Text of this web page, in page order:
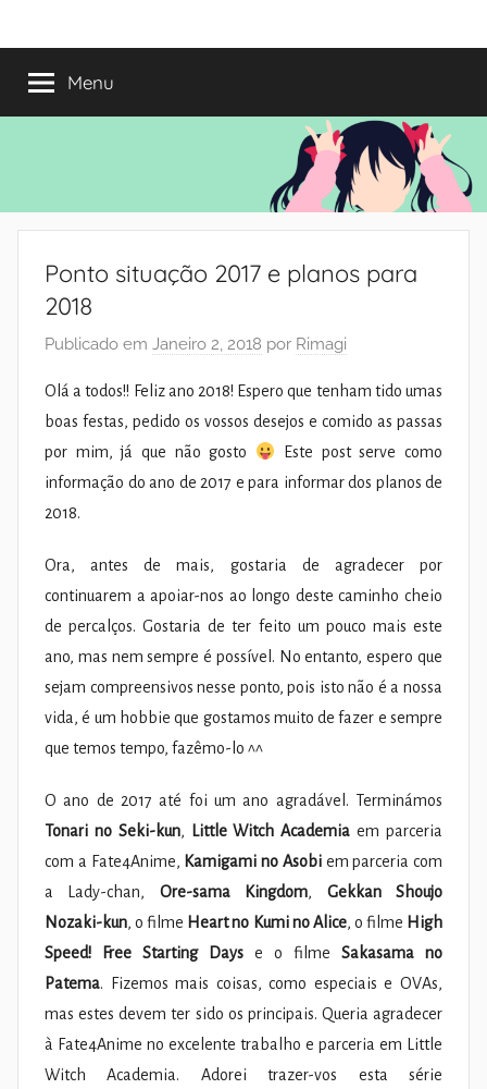
paraMundo
do
anos
a
romances
Menu
Ponto situação 2017 e planos para
2018
Publicado em Janeiro 2, 2018 por Rimagi
Olá a todos!! Feliz ano 2018! Espero que tenham tido umas
boas festas, pedido os vossos desejos e comido as passas
por mim, já que não gosto
Este post serve como
informação do ano de 2017 e para informar dos planos de
2018.
Ora, antes de mais, gostaria de agradecer por
continuarem a apoiar-nos ao longo deste caminho cheio
de percalços. Gostaria de ter feito um pouco mais este
ano, mas nem sempre é possível. No entanto, espero que
sejam compreensivos nesse ponto, pois isto não é a nossa
vida, é um hobbie que gostamos muito de fazer e sempre
que temos tempo, fazêmo-lo ^^
O ano de 2017 até foi um ano agradável. Terminámos
Tonari no Seki-kun, Little Witch Academia em parceria
com a Fate4Anime, Kamigami no Asobiem parceria com
a Lady-chan, Ore-sama Kingdom, Gekkan Shoujo
Nozaki-kun, o filme Heart no Kumi no Alice, o filme High
Speed! Free Starting Days e o filme Sakasama no
Patema. Fizemos mais coisas, como especiais e OVAs,
mas estes devem ter sido os principais. Queria agradecer
à Fate4Anime no excelente trabalho e parceria em Little
Witch Academia. Adorei trazer-vos esta série